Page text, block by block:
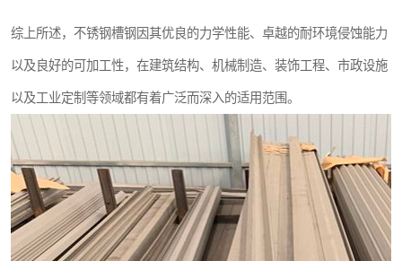
综上所述，不锈钢槽钢因其优良的力学性能、卓越的耐环境侵蚀能力
以及良好的可加工性，在建筑结构、机械制造、装饰工程、市政设施
以及工业定制等领域都有着广泛而深入的适用范围。